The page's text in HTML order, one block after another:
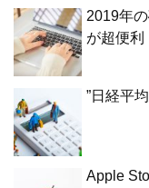
2019年
が超便利
”日経平
Apple